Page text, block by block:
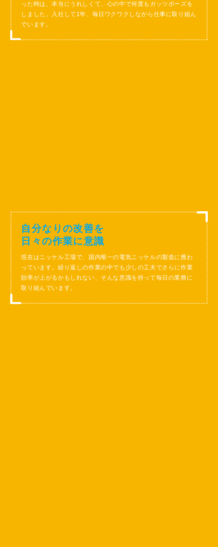
った時は、本当にうれしくて、心の中で何度もガッツポーズを
しました。入社して1年、毎日ワクワクしながら仕事に取り組ん
でいます。
自分なりの改善を
日々の作業に意識
現在はニッケル工場で、国内唯一の電気ニッケルの製造に携わ
っています。繰り返しの作業の中でも少しの工夫でさらに作業
効率が上がるかもしれない、そんな意識を持って毎日の業務に
取り組んでいます。